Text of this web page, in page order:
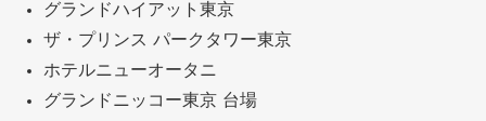
グランドハイアット東京
ザ・プリンス パークタワー東京
ホテルニューオータニ
グランドニッコー東京 台場